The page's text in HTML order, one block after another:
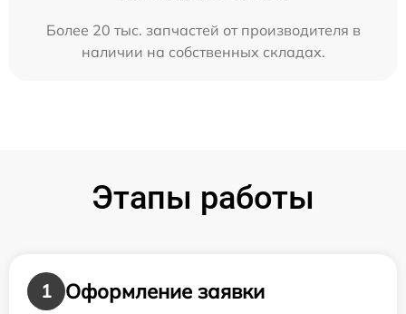
Более 20 тыс. запчастей от производителя в
наличии на собственных складах.
Этапы работы
1
Оформление заявки